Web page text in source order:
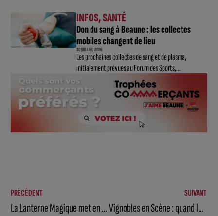
INFOS,SANTÉ
Don du sang à Beaune : les collectes
mobiles changent de lieu
30 JUILLET, 2026
Les prochaines collectes de sang et de plasma,
initialement prévues au Forum des Sports,...
PRÉCÉDENT
La Lanterne Magique met en lumière Émergences
SUIVANT
Vignobles en Scène : quand le vin et l’art ne font qu’un